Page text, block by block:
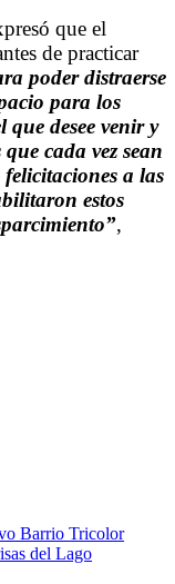
que el
de practicar
poder distraerse
para los
desee venir y
cada vez sean
felicitaciones a las
estos
,